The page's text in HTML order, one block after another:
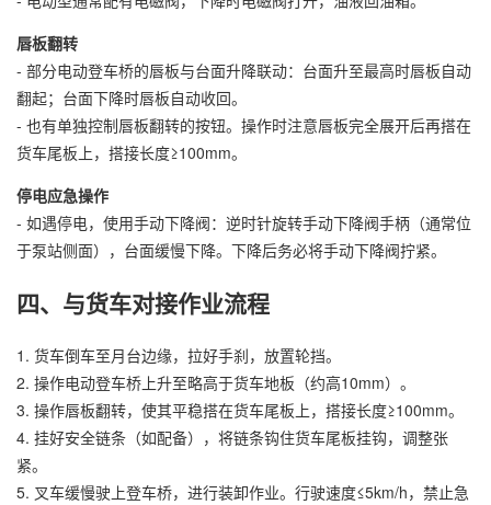
唇板翻转
- 部分电动登车桥的唇板与台面升降联动：台面升至最高时唇板自动
翻起；台面下降时唇板自动收回。
- 也有单独控制唇板翻转的按钮。操作时注意唇板完全展开后再搭在
货车尾板上，搭接长度≥100mm。
停电应急操作
- 如遇停电，使用手动下降阀：逆时针旋转手动下降阀手柄（通常位
于泵站侧面），台面缓慢下降。下降后务必将手动下降阀拧紧。
四、与货车对接作业流程
1. 货车倒车至月台边缘，拉好手刹，放置轮挡。
2. 操作电动登车桥上升至略高于货车地板（约高10mm）。
3. 操作唇板翻转，使其平稳搭在货车尾板上，搭接长度≥100mm。
4. 挂好安全链条（如配备），将链条钩住货车尾板挂钩，调整张
紧。
5. 叉车缓慢驶上登车桥，进行装卸作业。行驶速度≤5km/h，禁止急